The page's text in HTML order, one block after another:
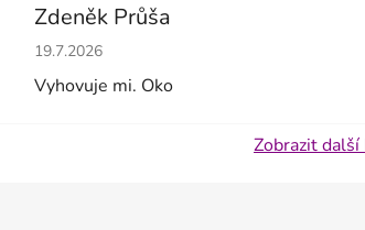
Zdeněk Průša
Hodnocení obchodu je 5 z 5 hvězdiček.
19.7.2026
Vyhovuje mi. Oko
Zobrazit další